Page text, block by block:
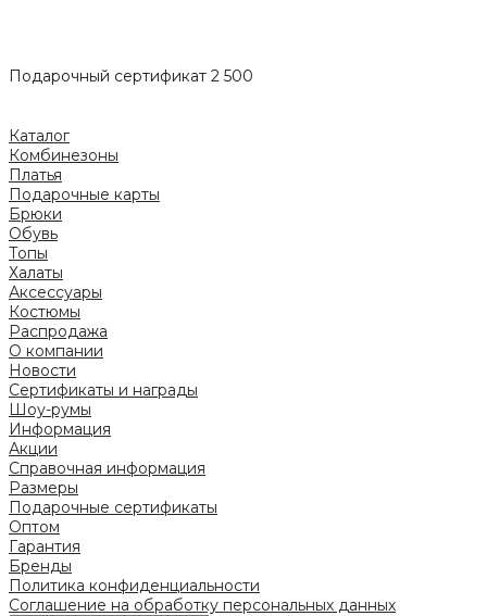
Подарочный сертификат 2 500
Каталог
Комбинезоны
Платья
Подарочные карты
Брюки
Обувь
Топы
Халаты
Аксессуары
Костюмы
Распродажа
О компании
Новости
Сертификаты и награды
Шоу-румы
Информация
Акции
Справочная информация
Размеры
Подарочные сертификаты
Оптом
Гарантия
Бренды
Политика конфиденциальности
Соглашение на обработку персональных данных